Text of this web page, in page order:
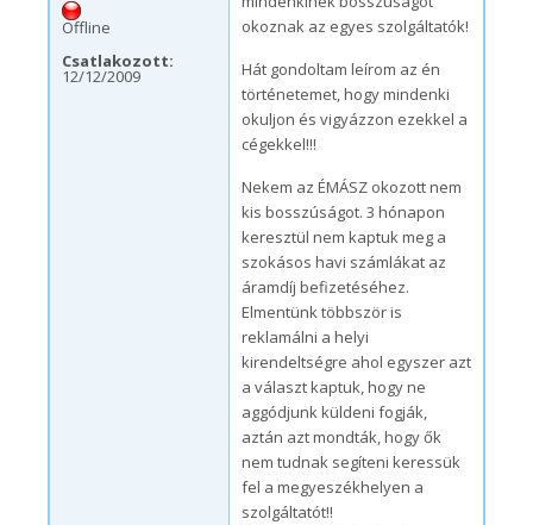
Offline
Csatlakozott:
12/12/2009
okoznak az egyes szolgáltatók!
Hát gondoltam leírom az én
történetemet, hogy mindenki
okuljon és vigyázzon ezekkel a
cégekkel!!!
Nekem az ÉMÁSZ okozott nem
kis bosszúságot. 3 hónapon
keresztül nem kaptuk meg a
szokásos havi számlákat az
áramdíj befizetéséhez.
Elmentünk többször is
reklamálni a helyi
kirendeltségre ahol egyszer azt
a választ kaptuk, hogy ne
aggódjunk küldeni fogják,
aztán azt mondták, hogy ők
nem tudnak segíteni keressük
fel a megyeszékhelyen a
szolgáltatót!!